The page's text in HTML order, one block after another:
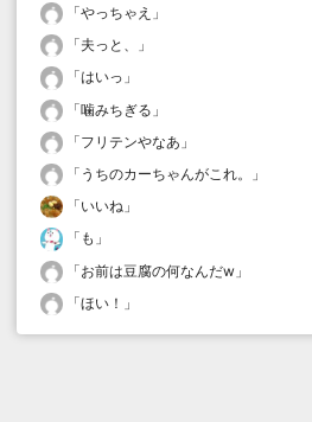
「やっちゃえ 」
「夫っと、
」
「はいっ 」
「噛みちぎる 」
「フリテンやなあ 」
「 うちのカーちゃんがこれ。
」
「いいね 」
「 も 」
「お前は豆腐の何なんだw 」
「ほい！ 」